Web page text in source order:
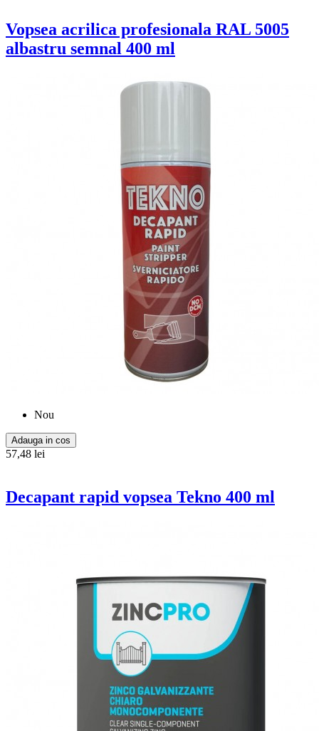
Vopsea acrilica profesionala RAL 5005
albastru semnal 400 ml
Nou
Adauga in cos
57,48 lei
Decapant rapid vopsea Tekno 400 ml